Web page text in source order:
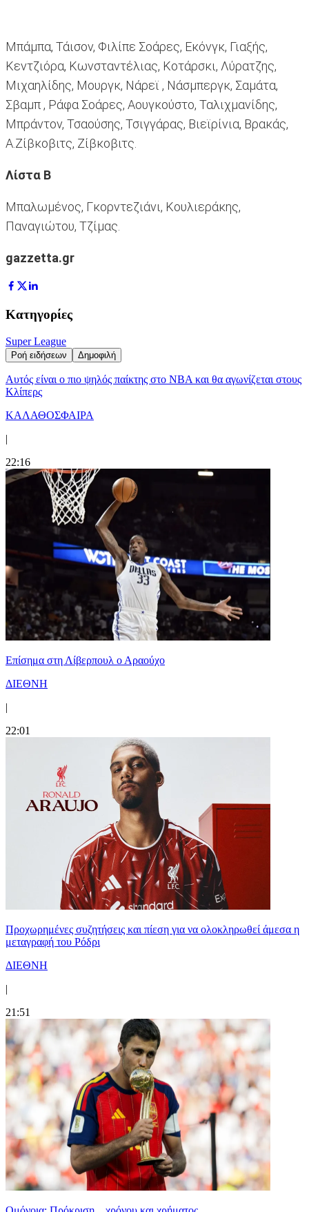
Μπάμπα, Τάισον, Φιλίπε Σοάρες, Εκόνγκ, Γιαξής,
Κεντζιόρα, Κωνσταντέλιας, Κοτάρσκι, Λύρατζης,
Μιχαηλίδης, Μουργκ, Νάρεϊ , Νάσμπεργκ, Σαμάτα,
Σβαμπ , Ράφα Σοάρες, Αουγκούστο, Ταλιχμανίδης,
Μπράντον, Τσαούσης, Τσιγγάρας, Βιεϊρίνια, Βρακάς,
Α.Ζίβκοβιτς, Ζίβκοβιτς.
Λίστα Β
Μπαλωμένος, Γκορντεζιάνι, Κουλιεράκης,
Παναγιώτου, Τζίμας.
gazzetta.gr
Κατηγορίες
Super League
Ροή ειδήσεων Δημοφιλή
Αυτός είναι ο πιο ψηλός παίκτης στο NBA και θα αγωνίζεται στους
Κλίπερς
ΚΑΛΑΘΟΣΦΑΙΡΑ
|
22:16
Επίσημα στη Λίβερπουλ ο Αραούχο
ΔΙΕΘΝΗ
|
22:01
Προχωρημένες συζητήσεις και πίεση για να ολοκληρωθεί άμεσα η
μεταγραφή του Ρόδρι
ΔΙΕΘΝΗ
|
21:51